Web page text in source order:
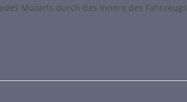
Mozarts durch das Innere des Fahrzeugs